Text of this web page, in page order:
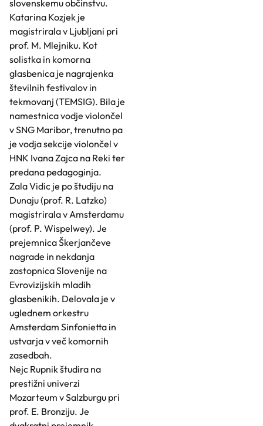
slovenskemu občinstvu.
Katarina Kozjek je
magistrirala v Ljubljani pri
prof. M. Mlejniku. Kot
solistka in komorna
glasbenica je nagrajenka
številnih festivalov in
tekmovanj (TEMSIG). Bila je
namestnica vodje violončel
v SNG Maribor, trenutno pa
je vodja sekcije violončel v
HNK Ivana Zajca na Reki ter
predana pedagoginja.
Zala Vidic je po študiju na
Dunaju (prof. R. Latzko)
magistrirala v Amsterdamu
(prof. P. Wispelwey). Je
prejemnica Škerjančeve
nagrade in nekdanja
zastopnica Slovenije na
Evrovizijskih mladih
glasbenikih. Delovala je v
uglednem orkestru
Amsterdam Sinfonietta in
ustvarja v več komornih
zasedbah.
Nejc Rupnik študira na
prestižni univerzi
Mozarteum v Salzburgu pri
prof. E. Bronziju. Je